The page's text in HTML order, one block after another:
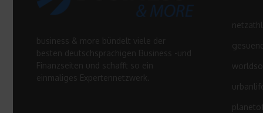
business & more bündelt viele der
besten deutschsprachigen Business -und
Finanzseiten und schafft so ein
einmaliges Expertennetzwerk.